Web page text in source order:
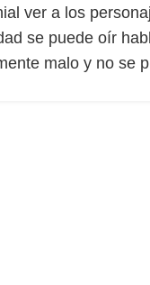
ver a los
se puede oír
malo y no se